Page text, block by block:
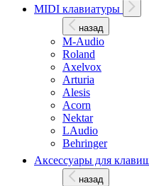
MIDI клавиатуры
назад
M-Audio
Roland
Axelvox
Arturia
Alesis
Acorn
Nektar
LAudio
Behringer
Аксессуары для
назад